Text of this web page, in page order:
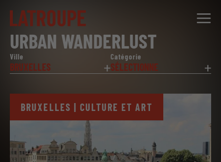
DESTINATIONS
CITY STORIES
ÉVÉNEMENTS
GROUPES
URBAN WANDERLUST
Ville
BRUXELLES
Catégorie
SÉLECTIONNE
BRUXELLES | CULTURE ET ART